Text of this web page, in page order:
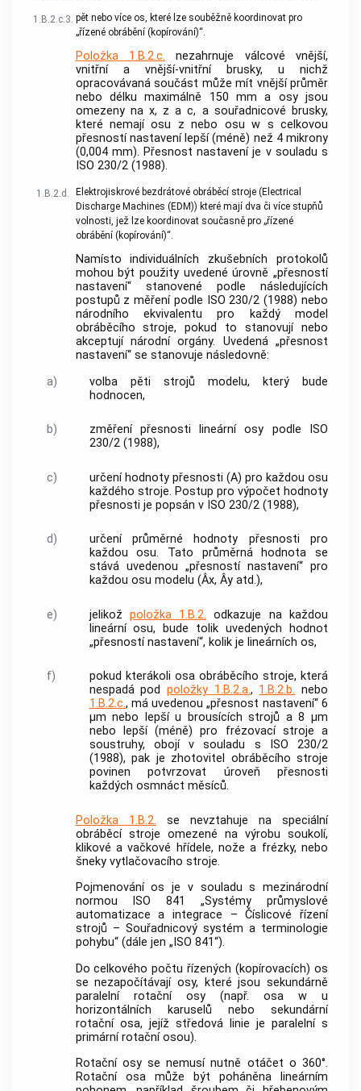
1.B.2.c.3. pět nebo více os, které lze souběžně koordinovat pro
„řízené obrábění (kopírování)“.
Položka 1.B.2.c. nezahrnuje válcové vnější,
vnitřní a vnější-vnitřní brusky, u nichž
opracovávaná součást může mít vnější průměr
nebo délku maximálně 150 mm a osy jsou
omezeny na x, z a c, a souřadnicové brusky,
které nemají osu z nebo osu w s celkovou
přesností nastavení lepší (méně) než 4 mikrony
(0,004 mm). Přesnost nastavení je v souladu s
ISO 230/2 (1988).
1.B.2.d.
Elektrojiskrové bezdrátové obráběcí stroje (Electrical
Discharge Machines (EDM)) které mají dva či více stupňů
volnosti, jež lze koordinovat současně pro „řízené
obrábění (kopírování)“.
Namísto individuálních zkušebních protokolů
mohou být použity uvedené úrovně „přesností
nastavení“ stanovené podle následujících
postupů z měření podle ISO 230/2 (1988) nebo
národního ekvivalentu pro každý model
obráběcího stroje, pokud to stanovují nebo
akceptují národní orgány. Uvedená „přesnost
nastavení“ se stanovuje následovně:
a)
volba pěti strojů modelu, který bude
hodnocen,
b)
změření přesnosti lineární osy podle ISO
230/2 (1988),
c)
určení hodnoty přesnosti (A) pro každou osu
každého stroje. Postup pro výpočet hodnoty
přesnosti je popsán v ISO 230/2 (1988),
d)
určení průměrné hodnoty přesnosti pro
každou osu. Tato průměrná hodnota se
stává uvedenou „přesností nastavení“ pro
každou osu modelu (Âx, Ây atd.),
e) jelikož položka 1.B.2. odkazuje na každou
lineární osu, bude tolik uvedených hodnot
„přesností nastavení“, kolik je lineárních os,
f)
pokud kterákoli osa obráběcího stroje, která
nespadá pod položky 1.B.2.a., 1.B.2.b. nebo
1.B.2.c., má uvedenou „přesnost nastavení“ 6
μm nebo lepší u brousících strojů a 8 μm
nebo lepší (méně) pro frézovací stroje a
soustruhy, obojí v souladu s ISO 230/2
(1988), pak je zhotovitel obráběcího stroje
povinen potvrzovat úroveň přesnosti
každých osmnáct měsíců.
Položka 1.B.2. se nevztahuje na speciální
obráběcí stroje omezené na výrobu soukolí,
klikové a vačkové hřídele, nože a frézky, nebo
šneky vytlačovacího stroje.
Pojmenování os je v souladu s mezinárodní
normou ISO 841 „Systémy průmyslové
automatizace a integrace – Číslicové řízení
strojů – Souřadnicový systém a terminologie
pohybu“ (dále jen „ISO 841“).
Do celkového počtu řízených (kopírovacích) os
se nezapočítávají osy, které jsou sekundárně
paralelní rotační osy (např. osa w u
horizontálních karuselů nebo sekundární
rotační osa, jejíž středová linie je paralelní s
primární rotační osou).
Rotační osy se nemusí nutně otáčet o 360°.
Rotační osa může být poháněna lineárním